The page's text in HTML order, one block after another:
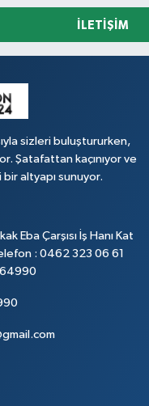
İLETIŞIM
sizleri buluştururken,
Şatafattan kaçınıyor ve
altyapı sunuyor.
Eba Çarşısı İş Hanı Kat
: 0462 323 06 61